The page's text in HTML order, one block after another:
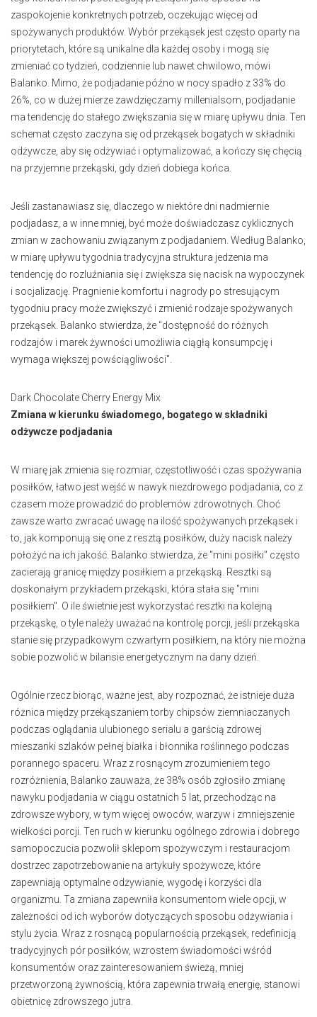
zaspokojenie konkretnych potrzeb, oczekując więcej od
spożywanych produktów. Wybór przekąsek jest często oparty na
priorytetach, które są unikalne dla każdej osoby i mogą się
zmieniać co tydzień, codziennie lub nawet chwilowo, mówi
Balanko. Mimo, że podjadanie późno w nocy spadło z 33% do
26%, co w dużej mierze zawdzięczamy millenialsom, podjadanie
ma tendencję do stałego zwiększania się w miarę upływu dnia. Ten
schemat często zaczyna się od przekąsek bogatych w składniki
odżywcze, aby się odżywiać i optymalizować, a kończy się chęcią
na przyjemne przekąski, gdy dzień dobiega końca.
Jeśli zastanawiasz się, dlaczego w niektóre dni nadmiernie
podjadasz, a w inne mniej, być może doświadczasz cyklicznych
zmian w zachowaniu związanym z podjadaniem. Według Balanko,
w miarę upływu tygodnia tradycyjna struktura jedzenia ma
tendencję do rozluźniania się i zwiększa się nacisk na wypoczynek
i socjalizację. Pragnienie komfortu i nagrody po stresującym
tygodniu pracy może zwiększyć i zmienić rodzaje spożywanych
przekąsek. Balanko stwierdza, że "dostępność do różnych
rodzajów i marek żywności umożliwia ciągłą konsumpcję i
wymaga większej powściągliwości".
Dark Chocolate Cherry Energy Mix
Zmiana w kierunku świadomego, bogatego w składniki
odżywcze podjadania
W miarę jak zmienia się rozmiar, częstotliwość i czas spożywania
posiłków, łatwo jest wejść w nawyk niezdrowego podjadania, co z
czasem może prowadzić do problemów zdrowotnych. Choć
zawsze warto zwracać uwagę na ilość spożywanych przekąsek i
to, jak komponują się one z resztą posiłków, duży nacisk należy
położyć na ich jakość. Balanko stwierdza, że "mini posiłki" często
zacierają granicę między posiłkiem a przekąską. Resztki są
doskonałym przykładem przekąski, która stała się "mini
posiłkiem". O ile świetnie jest wykorzystać resztki na kolejną
przekąskę, o tyle należy uważać na kontrolę porcji, jeśli przekąska
stanie się przypadkowym czwartym posiłkiem, na który nie można
sobie pozwolić w bilansie energetycznym na dany dzień.
Ogólnie rzecz biorąc, ważne jest, aby rozpoznać, że istnieje duża
różnica między przekąszaniem torby chipsów ziemniaczanych
podczas oglądania ulubionego serialu a garścią zdrowej
mieszanki szlaków pełnej białka i błonnika roślinnego podczas
porannego spaceru. Wraz z rosnącym zrozumieniem tego
rozróżnienia, Balanko zauważa, że 38% osób zgłosiło zmianę
nawyku podjadania w ciągu ostatnich 5 lat, przechodząc na
zdrowsze wybory, w tym więcej owoców, warzyw i zmniejszenie
wielkości porcji. Ten ruch w kierunku ogólnego zdrowia i dobrego
samopoczucia pozwolił sklepom spożywczym i restauracjom
dostrzec zapotrzebowanie na artykuły spożywcze, które
zapewniają optymalne odżywianie, wygodę i korzyści dla
organizmu. Ta zmiana zapewniła konsumentom wiele opcji, w
zależności od ich wyborów dotyczących sposobu odżywiania i
stylu życia. Wraz z rosnącą popularnością przekąsek, redefinicją
tradycyjnych pór posiłków, wzrostem świadomości wśród
konsumentów oraz zainteresowaniem świeżą, mniej
przetworzoną żywnością, która zapewnia trwałą energię, stanowi
obietnicę zdrowszego jutra.